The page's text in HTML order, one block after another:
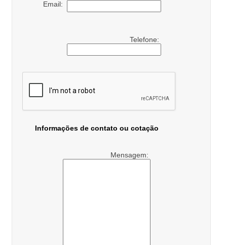
Email:
Telefone:
Informações de contato ou cotação
Mensagem: